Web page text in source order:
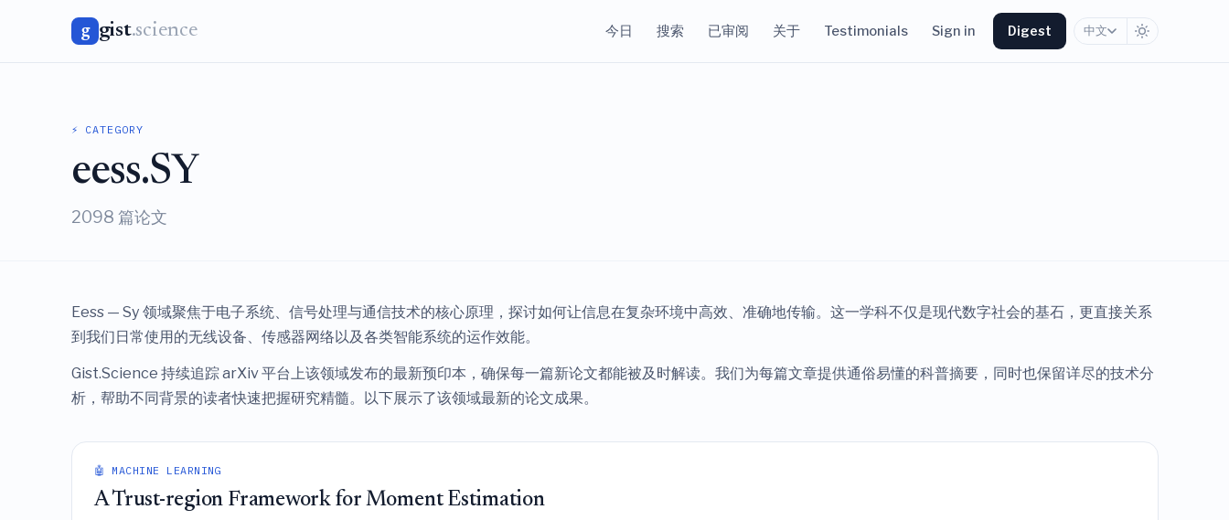
g gist.science 今日 搜索 已审阅 关于 Testimonials Sign in Digest 中文
⚡ CATEGORY
eess.SY
2098 篇论文
Eess — Sy 领域聚焦于电子系统、信号处理与通信技术的核心原理，探讨如何让信息在复杂环境中高效、准确地传输。这一学科不仅是现代数字社会的基石，更直接关系
到我们日常使用的无线设备、传感器网络以及各类智能系统的运作效能。
Gist.Science 持续追踪 arXiv 平台上该领域发布的最新预印本，确保每一篇新论文都能被及时解读。我们为每篇文章提供通俗易懂的科普摘要，同时也保留详尽的技术分
析，帮助不同背景的读者快速把握研究精髓。以下展示了该领域最新的论文成果。
🤖 MACHINE LEARNING
A Trust-region Framework for Moment Estimation